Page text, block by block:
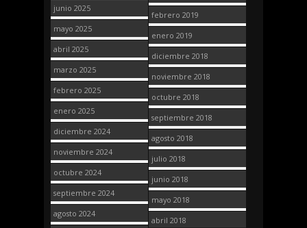
junio 2025
mayo 2025
abril 2025
marzo 2025
febrero 2025
enero 2025
diciembre 2024
noviembre 2024
octubre 2024
septiembre 2024
agosto 2024
febrero 2019
enero 2019
diciembre 2018
noviembre 2018
octubre 2018
septiembre 2018
agosto 2018
julio 2018
junio 2018
mayo 2018
abril 2018